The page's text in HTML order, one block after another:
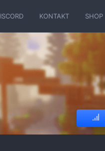
KONTAKT SHOP